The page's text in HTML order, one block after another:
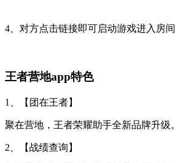
4、对方点击链接即可启动游戏进入房间
王者营地app特色
1、【团在王者】
聚在营地，王者荣耀助手全新品牌升级。
2、【战绩查询】